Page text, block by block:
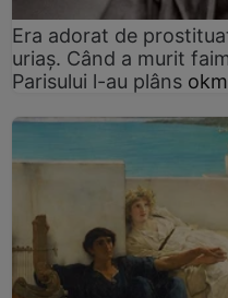
Era adorat de
uriaș. Când a murit
Parisului l-au plâns